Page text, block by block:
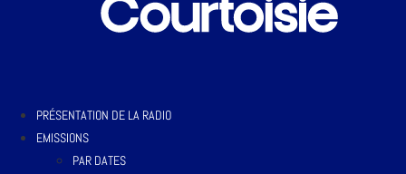
PRÉSENTATION DE LA RADIO
EMISSIONS
PAR DATES